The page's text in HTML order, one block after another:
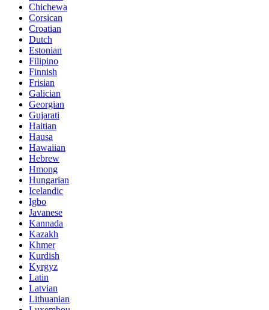
Chichewa
Corsican
Croatian
Dutch
Estonian
Filipino
Finnish
Frisian
Galician
Georgian
Gujarati
Haitian
Hausa
Hawaiian
Hebrew
Hmong
Hungarian
Icelandic
Igbo
Javanese
Kannada
Kazakh
Khmer
Kurdish
Kyrgyz
Latin
Latvian
Lithuanian